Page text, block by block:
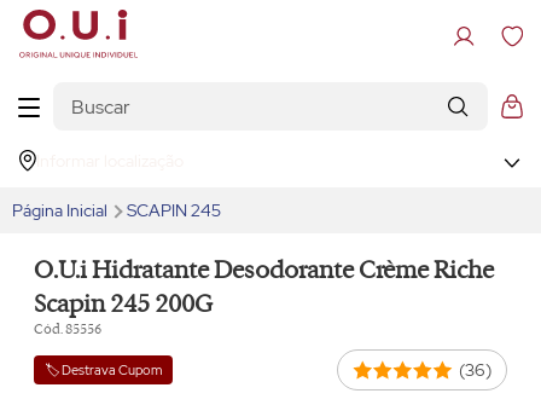
Página Inicial SCAPIN 245
O.U.i Hidratante Desodorante Crème Riche
Scapin 245 200G
Cód. 85556
🏷️ Destrava Cupom (36)